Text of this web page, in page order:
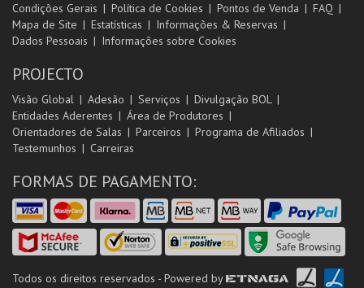
Condições Gerais
Política de Cookies Pontos de Venda
FAQ
Mapa de Site
Estatísticas
Informações & Reservas
Dados Pessoais
Informações sobre Cookies
PROJECTO
Visão Global Adesão Serviços
Divulgação BOL
Entidades Aderentes
Área de Produtores
Orientadores de Salas
Parceiros
Programa de Afiliados
Testemunhos
Carreiras
FORMAS DE PAGAMENTO:
Todos os direitos reservados - Powered by ETNAGA